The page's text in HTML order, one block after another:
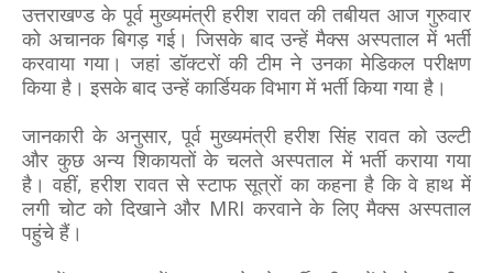
उत्तराखण्ड के पूर्व मुख्यमंत्री हरीश रावत की तबीयत आज गुरुवार
को अचानक बिगड़ गई। जिसके बाद उन्हें मैक्स अस्पताल में भर्ती
करवाया गया। जहां डॉक्टरों की टीम ने उनका मेडिकल परीक्षण
किया है। इसके बाद उन्हें कार्डियक विभाग में भर्ती किया गया है।
जानकारी के अनुसार, पूर्व मुख्यमंत्री हरीश सिंह रावत को उल्टी
और कुछ अन्य शिकायतों के चलते अस्पताल में भर्ती कराया गया
है। वहीं, हरीश रावत से स्टाफ सूत्रों का कहना है कि वे हाथ में
लगी चोट को दिखाने और MRI करवाने के लिए मैक्स अस्पताल
पहुंचे हैं।